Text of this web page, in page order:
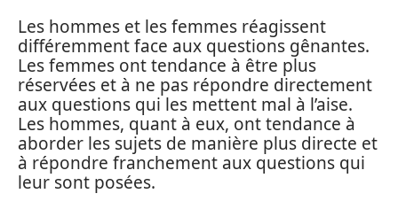
Les hommes et les femmes réagissent
différemment face aux questions gênantes.
Les femmes ont tendance à être plus
réservées et à ne pas répondre directement
aux questions qui les mettent mal à l’aise.
Les hommes, quant à eux, ont tendance à
aborder les sujets de manière plus directe et
à répondre franchement aux questions qui
leur sont posées.